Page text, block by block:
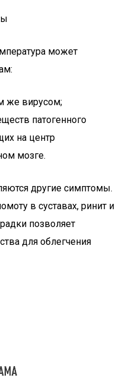
может
же вирусом;
патогенного
на центр
мозге.
другие симптомы.
в суставах, ринит и
позволяет
для облегчения